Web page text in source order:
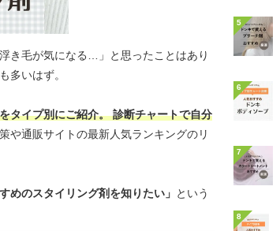
き毛が気になる…」と思ったことはあり
多いはず。
タイプ別にご紹介。 診断チャートで自分
や通販サイトの最新人気ランキングのリ
めのスタイリング剤を知りたい」 という
5
6
7
8